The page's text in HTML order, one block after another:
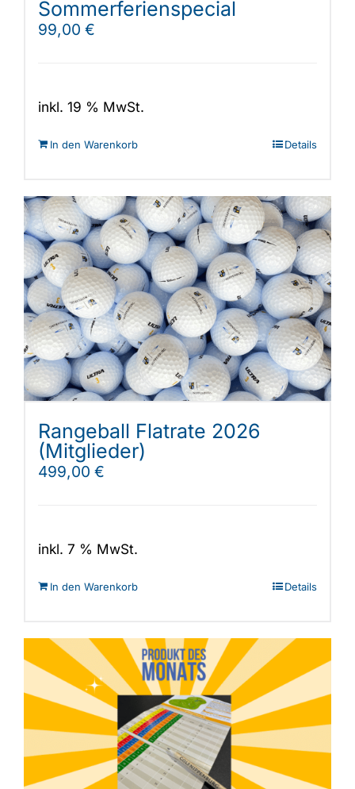
Sommerferienspecial
99,00 €
inkl. 19 % MwSt.
In den Warenkorb Details
Rangeball Flatrate 2026
(Mitglieder)
499,00 €
inkl. 7 % MwSt.
In den Warenkorb Details